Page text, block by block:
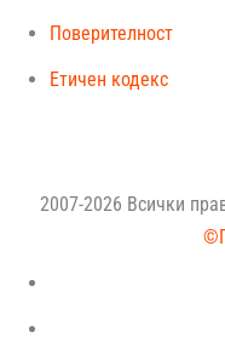
Поверителност
Етичен кодекс
2007-2026 Всички